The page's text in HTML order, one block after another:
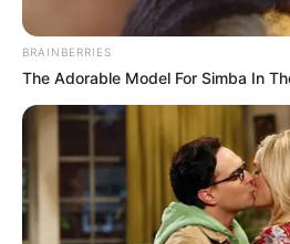
Magyar Péter mellett
mozgott, a jelenlétük pedig
előre megtervezett
Inkább olyan pillanat volt,
szerep mögül egy
BRAINBERRIES
The Adorable Model For Simba In